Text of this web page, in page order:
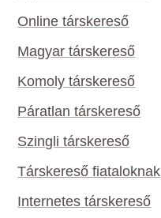
Online társkereső
Magyar társkereső
Komoly társkereső
Páratlan társkereső
Szingli társkereső
Társkereső fiataloknak
Internetes társkereső